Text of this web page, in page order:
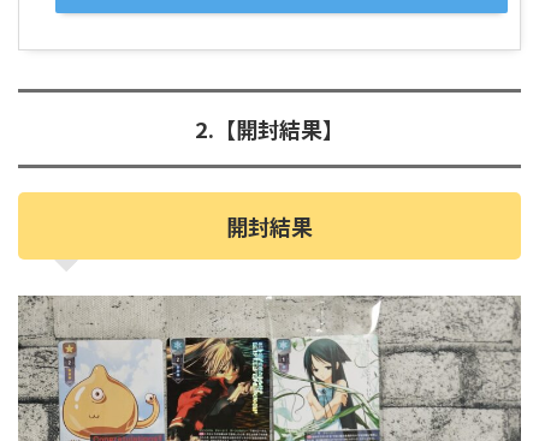
2.【開封結果】
開封結果